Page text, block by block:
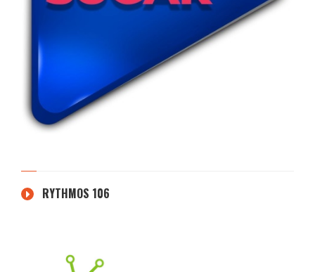
RYTHMOS 106